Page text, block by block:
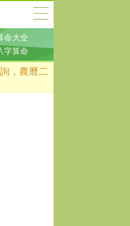
命大全
字算命
，農曆二